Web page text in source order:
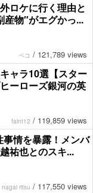
ロケに行く理由と
物″がエグかっ...
ペコ / 121,789 views
ャラ10選【スター
ーローズ銀河の英
faint12 / 119,859 views
情を暴露！メンバ
祐也とのスキ...
nagai ritsu / 117,550 views